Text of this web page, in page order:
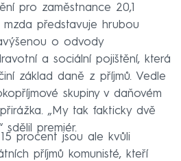
pro zaměstnance 20,1
představuje hrubou
o odvody
a sociální pojištění, která
základ daně z příjmů. Vedle
skupiny v daňovém
„My tak fakticky dvě
sdělil premiér.
procent jsou ale kvůli
příjmů komunisté, kteří